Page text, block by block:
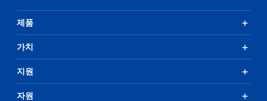
제품
가치
지원
자원